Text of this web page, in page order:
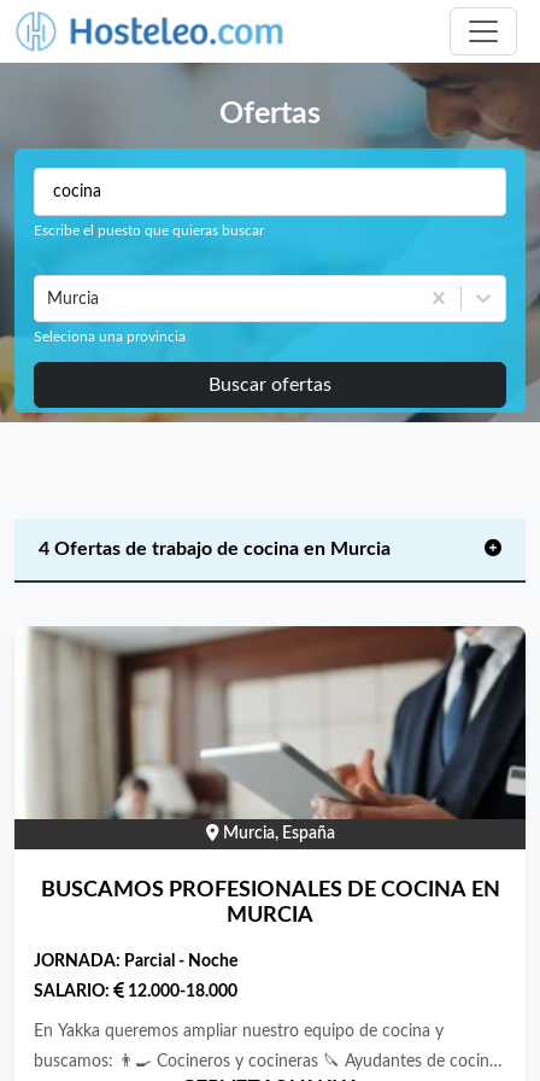
Ofertas
Escribe el puesto que quieras buscar
Murcia
Seleciona una provincia
Buscar ofertas
4 Ofertas de trabajo de cocina en Murcia
Murcia, España
BUSCAMOS PROFESIONALES DE COCINA EN
MURCIA
JORNADA: Parcial - Noche
SALARIO:
12.000-18.000
En Yakka queremos ampliar nuestro equipo de cocina y
buscamos: 👨‍🍳 Cocineros y cocineras 🔪 Ayudantes de cocina